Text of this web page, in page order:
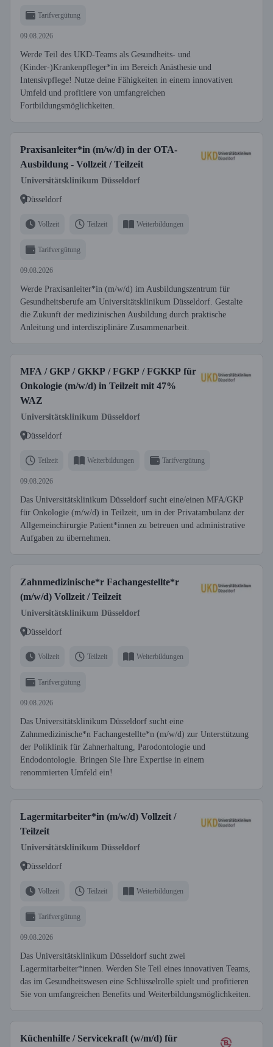
Tarifvergütung
09.08.2026
Werde Teil des UKD-Teams als Gesundheits- und
(Kinder-)Krankenpfleger*in im Bereich Anästhesie und
Intensivpflege! Nutze deine Fähigkeiten in einem innovativen
Umfeld und profitiere von umfangreichen
Fortbildungsmöglichkeiten.
Praxisanleiter*in (m/w/d) in der OTA-
Ausbildung - Vollzeit / Teilzeit
Universitätsklinikum Düsseldorf
Düsseldorf
Vollzeit Teilzeit Weiterbildungen
Tarifvergütung
09.08.2026
Werde Praxisanleiter*in (m/w/d) im Ausbildungszentrum für
Gesundheitsberufe am Universitätsklinikum Düsseldorf. Gestalte
die Zukunft der medizinischen Ausbildung durch praktische
Anleitung und interdisziplinäre Zusammenarbeit.
MFA / GKP / GKKP / FGKP / FGKKP für
Onkologie (m/w/d) in Teilzeit mit 47%
WAZ
Universitätsklinikum Düsseldorf
Düsseldorf
Teilzeit Weiterbildungen Tarifvergütung
09.08.2026
Das Universitätsklinikum Düsseldorf sucht eine/einen MFA/GKP
für Onkologie (m/w/d) in Teilzeit, um in der Privatambulanz der
Allgemeinchirurgie Patient*innen zu betreuen und administrative
Aufgaben zu übernehmen.
Zahnmedizinische*r Fachangestellte*r
(m/w/d) Vollzeit / Teilzeit
Universitätsklinikum Düsseldorf
Düsseldorf
Vollzeit Teilzeit Weiterbildungen
Tarifvergütung
09.08.2026
Das Universitätsklinikum Düsseldorf sucht eine
Zahnmedizinische*n Fachangestellte*n (m/w/d) zur Unterstützung
der Poliklinik für Zahnerhaltung, Parodontologie und
Endodontologie. Bringen Sie Ihre Expertise in einem
renommierten Umfeld ein!
Lagermitarbeiter*in (m/w/d) Vollzeit /
Teilzeit
Universitätsklinikum Düsseldorf
Düsseldorf
Vollzeit Teilzeit Weiterbildungen
Tarifvergütung
09.08.2026
Das Universitätsklinikum Düsseldorf sucht zwei
Lagermitarbeiter*innen. Werden Sie Teil eines innovativen Teams,
das im Gesundheitswesen eine Schlüsselrolle spielt und profitieren
Sie von umfangreichen Benefits und Weiterbildungsmöglichkeiten.
Küchenhilfe / Servicekraft (w/m/d) für